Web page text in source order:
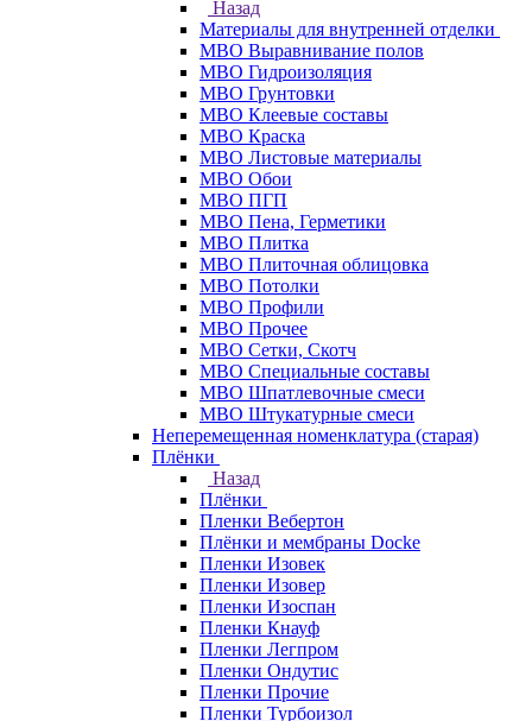
Назад
Материалы для внутренней отделки
МВО Выравнивание полов
МВО Гидроизоляция
МВО Грунтовки
МВО Клеевые составы
МВО Краска
МВО Листовые материалы
МВО Обои
МВО ПГП
МВО Пена, Герметики
МВО Плитка
МВО Плиточная облицовка
МВО Потолки
МВО Профили
МВО Прочее
МВО Сетки, Скотч
МВО Специальные составы
МВО Шпатлевочные смеси
МВО Штукатурные смеси
Неперемещенная номенклатура (старая)
Плёнки
Назад
Плёнки
Пленки Вебертон
Плёнки и мембраны Docke
Пленки Изовек
Пленки Изовер
Пленки Изоспан
Пленки Кнауф
Пленки Легпром
Пленки Ондутис
Пленки Прочие
Пленки Турбоизол